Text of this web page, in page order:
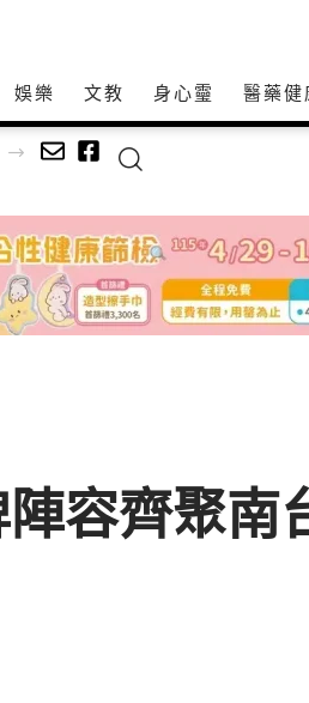
娛樂 文教 身心𩆜 醫藥健
容齊聚